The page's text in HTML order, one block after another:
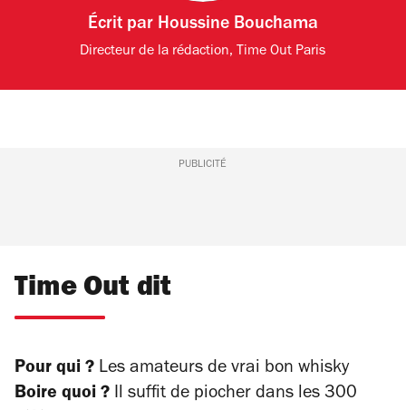
Écrit par Houssine Bouchama
Directeur de la rédaction, Time Out Paris
PUBLICITÉ
Time Out dit
Pour qui ? Les amateurs de vrai bon whisky
Boire quoi ? Il suffit de piocher dans les 300